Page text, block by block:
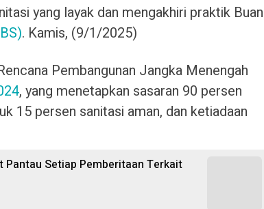
yang layak dan mengakhiri praktik
. Kamis, (9/1/2025)
Pembangunan Jangka Menengah
, yang menetapkan sasaran 90 persen
15 persen sanitasi aman, dan ketiadaan
Pantau Setiap Pemberitaan Terkait